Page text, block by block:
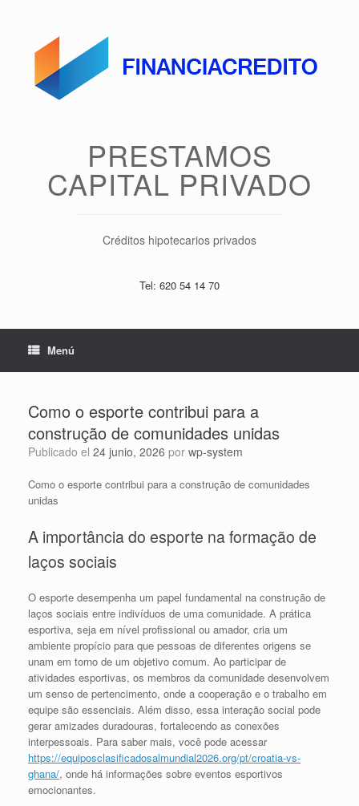
PRESTAMOS
CAPITAL PRIVADO
Créditos hipotecarios privados
Tel: 620 54 14 70
Menú
Como o esporte contribui para a
construção de comunidades unidas
Publicado el 24 junio, 2026 por wp-system
Como o esporte contribui para a construção de comunidades
unidas
A importância do esporte na formação de
laços sociais
O esporte desempenha um papel fundamental na construção de
laços sociais entre indivíduos de uma comunidade. A prática
esportiva, seja em nível profissional ou amador, cria um
ambiente propício para que pessoas de diferentes origens se
unam em torno de um objetivo comum. Ao participar de
atividades esportivas, os membros da comunidade desenvolvem
um senso de pertencimento, onde a cooperação e o trabalho em
equipe são essenciais. Além disso, essa interação social pode
gerar amizades duradouras, fortalecendo as conexões
interpessoais. Para saber mais, você pode acessar
https://equiposclasificadosalmundial2026.org/pt/croatia-vs-
ghana/, onde há informações sobre eventos esportivos
emocionantes.